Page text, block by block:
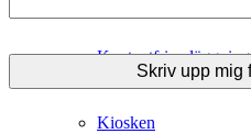
Kontantfri anläggning
Kiosken